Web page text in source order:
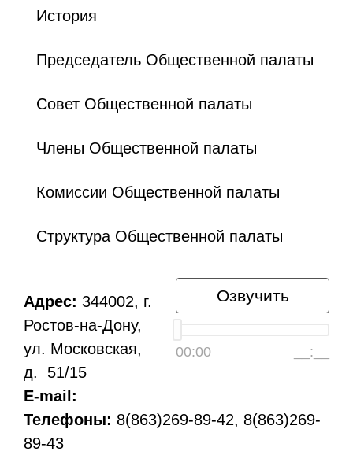
История
Председатель Общественной палаты
Совет Общественной палаты
Члены Общественной палаты
Комиссии Общественной палаты
Структура Общественной палаты
Озвучить
00:00 __:__
Адрес: 344002, г.
Ростов-на-Дону,
ул. Московская,
д. 51/15
E-mail:
Телефоны: 8(863)269-89-42, 8(863)269-
89-43